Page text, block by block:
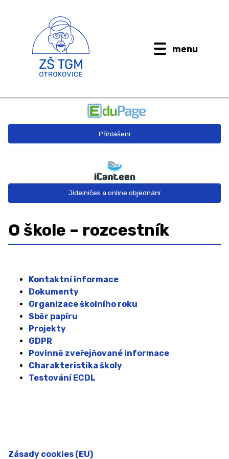
menu
BUDOUCÍ PRVŇÁČCI
AKTUALITY
Kontaktní informace
Organizace školního roku
Projekty
GDPR
Povinně zveřejňované informace
Ochrana oznamovatelů (whistleblowing)
Charakteristika školy
Přihlášení
Jídelníček a online objednání
O škole – rozcestník
Kontaktní informace
Dokumenty
Organizace školního roku
Sběr papíru
Projekty
GDPR
Povinně zveřejňované informace
Charakteristika školy
Testování ECDL
Zásady cookies (EU)